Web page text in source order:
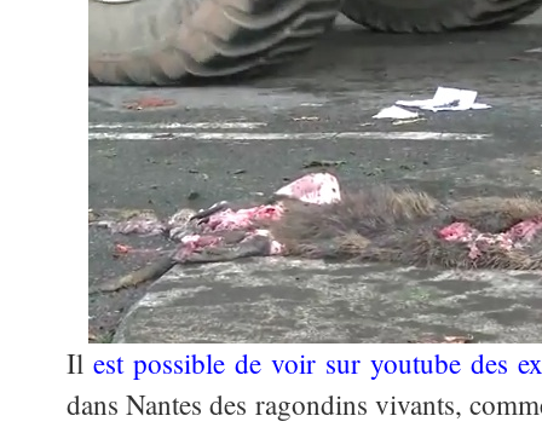
Il est possible de voir sur youtube des
dans Nantes des ragondins vivants,